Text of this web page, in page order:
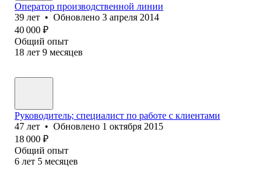
Оператор производственной линии
39 лет • Обновлено 3 апреля 2014
40 000 ₽
Общий опыт
18 лет 9 месяцев
Руководитель; специалист по работе с клиентами
47 лет • Обновлено 1 октября 2015
18 000 ₽
Общий опыт
6 лет 5 месяцев